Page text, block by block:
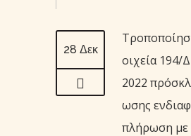
28 Δεκ
οιχεία 194/
2022
ωσης
πλήρωση με